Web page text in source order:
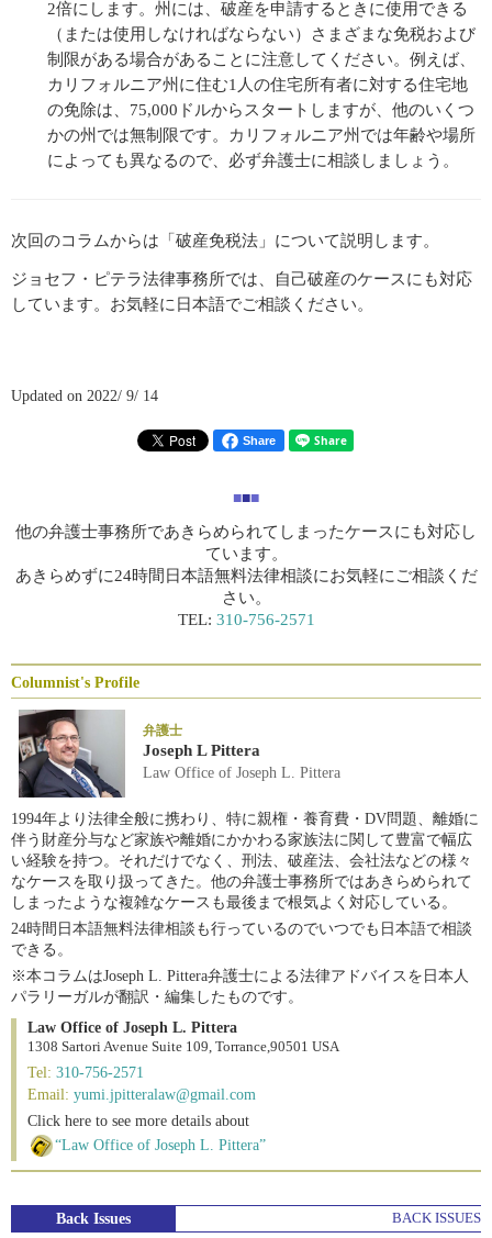
2倍にします。州には、破産を申請するときに使用できる
（または使用しなければならない）さまざまな免税および
制限がある場合があることに注意してください。例えば、
カリフォルニア州に住む1人の住宅所有者に対する住宅地
の免除は、75,000ドルからスタートしますが、他のいくつ
かの州では無制限です。カリフォルニア州では年齢や場所
によっても異なるので、必ず弁護士に相談しましょう。
次回のコラムからは「破産免税法」について説明します。
ジョセフ・ピテラ法律事務所では、自己破産のケースにも対応
しています。お気軽に日本語でご相談ください。
Updated on 2022/ 9/ 14
Share
■■■
他の弁護士事務所であきらめられてしまったケースにも対応し
ています。
あきらめずに24時間日本語無料法律相談にお気軽にご相談くだ
さい。
TEL: 310-756-2571
Columnist's Profile
弁護士
Joseph L Pittera
Law Office of Joseph L. Pittera
1994年より法律全般に携わり、特に親権・養育費・DV問題、離婚に
伴う財産分与など家族や離婚にかかわる家族法に関して豊富で幅広
い経験を持つ。それだけでなく、刑法、破産法、会社法などの様々
なケースを取り扱ってきた。他の弁護士事務所ではあきらめられて
しまったような複雑なケースも最後まで根気よく対応している。
24時間日本語無料法律相談も行っているのでいつでも日本語で相談
できる。
※本コラムはJoseph L. Pittera弁護士による法律アドバイスを日本人
パラリーガルが翻訳・編集したものです。
Law Office of Joseph L. Pittera
1308 Sartori Avenue Suite 109, Torrance,90501 USA
Tel: 310-756-2571
Email: yumi.jpitteralaw@gmail.com
Click here to see more details about
“Law Office of Joseph L. Pittera”
Back Issues BACK ISSUES